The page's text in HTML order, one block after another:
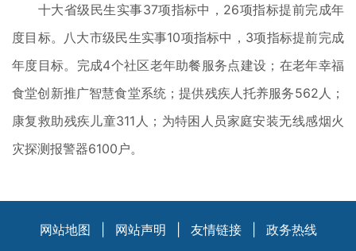
十大省级民生实事37项指标中，26项指标提前完成年
度目标。八大市级民生实事10项指标中，3项指标提前完成
年度目标。完成4个社区老年助餐服务点建设；在老年幸福
食堂创新推广智慧食堂系统；提供残疾人托养服务562人；
康复救助残疾儿童311人；为特困人员家庭安装无线感烟火
灾探测报警器6100户。
网站地图 网站声明 友情链接 政务热线